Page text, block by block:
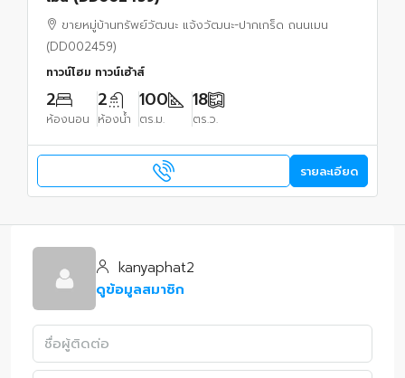
ขายหมู่บ้านทรัพย์วัฒนะ แจ้งวัฒนะ-ปากเกร็ด ถนนเมน
(DD002459)
ทาวน์โฮม ทาวน์เฮ้าส์
2
ห้องนอน
2
ห้องน้ำ
100
ตร.ม.
18
ตร.ว.
รายละเอียด
kanyaphat2
ดูข้อมูลสมาชิก